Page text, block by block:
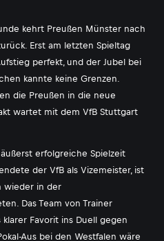
kehrt Preußen Münster nach
Erst am letzten Spieltag
perfekt, und der Jubel bei
kannte keine Grenzen.
die Preußen in die neue
wartet mit dem VfB Stuttgart
erfolgreiche Spielzeit
der VfB als Vizemeister, ist
wieder in der
Das Team von Trainer
klarer Favorit ins Duell gegen
Aus bei den Westfalen wäre